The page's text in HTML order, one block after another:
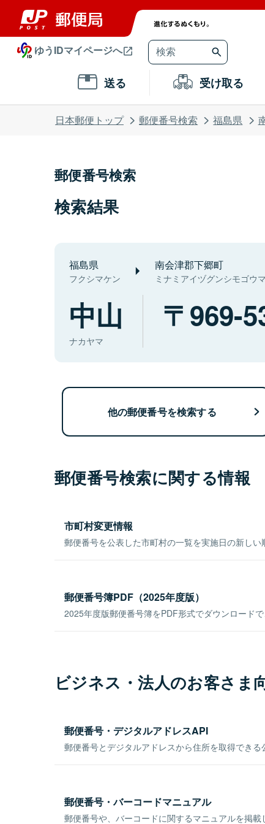
ゆうIDマイページへ
送る 受け取る
日本郵便トップ 郵便番号検索 福島県
郵便番号検索
検索結果
福島県
フクシマケン
南会津郡下郷町
ミナミアイヅグンシモゴウ
中山
ナカヤマ
969-
他の郵便番号を検索する
郵便番号検索に関する情報
市町村変更情報
郵便番号を公表した市町村の一覧を実施日の新しい
郵便番号簿PDF（2025年度版）
2025年度版郵便番号簿をPDF形式でダウンロードで
ビジネス・法人のお客さま
郵便番号・デジタルアドレスAPI
郵便番号とデジタルアドレスから住所を取得できる
郵便番号・バーコードマニュアル
郵便番号や、バーコードに関するマニュアルを掲載